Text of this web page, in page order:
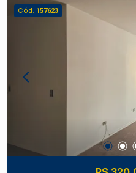
condicionado central -
com requinte e
proporciona conforto,
experiência única de
entre os ambientes e
com elegância. Construa seu futuro com quem é
agente de
imobiliário de
Cód. 157623